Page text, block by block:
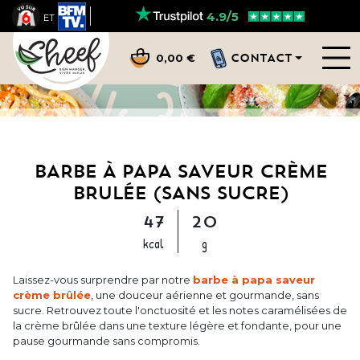
ET 4.9/5
0,00 € CONTACT
BARBE À PAPA SAVEUR CRÈME
BRULÉE (SANS SUCRE)
47
kcal
20
g
Laissez-vous surprendre par notre barbe à papa saveur
crème brûlée , une douceur aérienne et gourmande, sans
sucre. Retrouvez toute l'onctuosité et les notes caramélisées de
la crème brûlée dans une texture légère et fondante, pour une
pause gourmande sans compromis.